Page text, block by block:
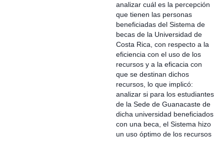
analizar cuál es la percepción
que tienen las personas
beneficiadas del Sistema de
becas de la Universidad de
Costa Rica, con respecto a la
eficiencia con el uso de los
recursos y a la eficacia con
que se destinan dichos
recursos, lo que implicó:
analizar si para los estudiantes
de la Sede de Guanacaste de
dicha universidad beneficiados
con una beca, el Sistema hizo
un uso óptimo de los recursos